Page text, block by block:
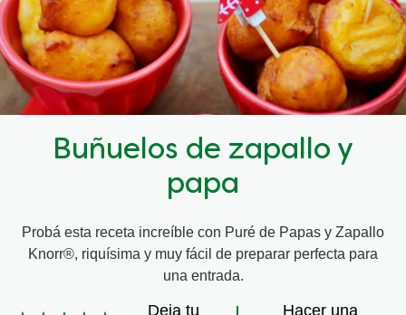
Buñuelos de zapallo y
papa
Probá esta receta increíble con Puré de Papas y Zapallo
Knorr®, riquísima y muy fácil de preparar perfecta para
una entrada.
Deja tu
Hacer una